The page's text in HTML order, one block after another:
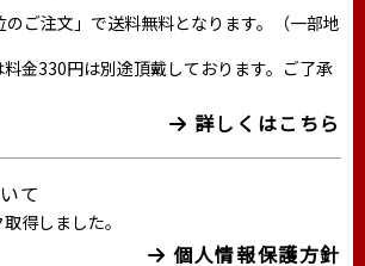
ご注文」で送料無料となります。（一部地
金330円は別途頂戴しております。ご了承
詳しくはこちら
て
得しました。
個人情報保護方針